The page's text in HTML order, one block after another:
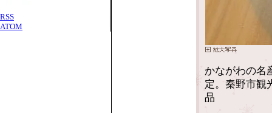
RSS
ATOM
かながわの名
定。秦野市観
品